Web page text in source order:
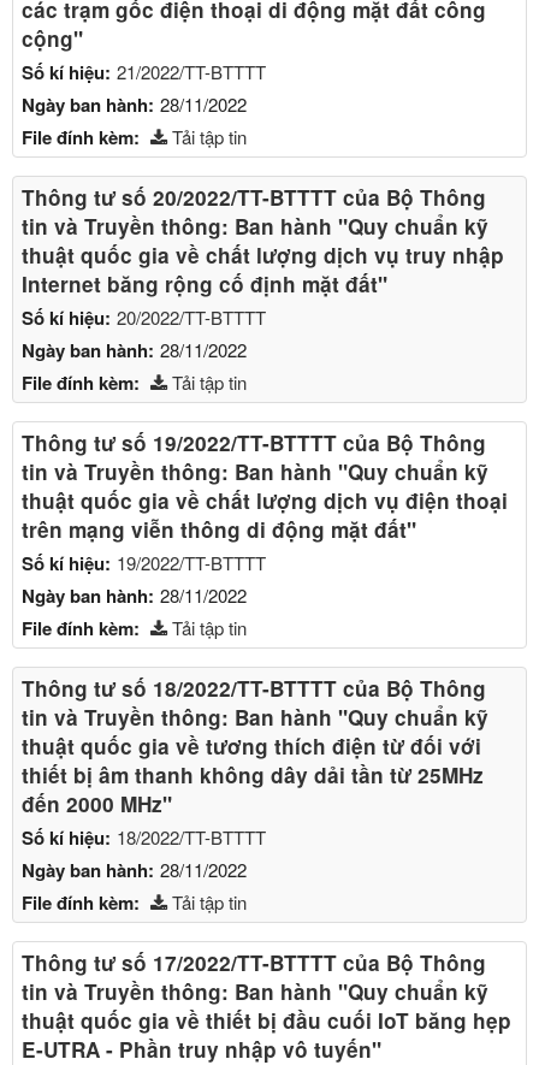
các trạm gốc điện thoại di động mặt đất công
cộng"
Số kí hiệu: 21/2022/TT-BTTTT
Ngày ban hành: 28/11/2022
File đính kèm: Tải tập tin
Thông tư số 20/2022/TT-BTTTT của Bộ Thông
tin và Truyền thông: Ban hành "Quy chuẩn kỹ
thuật quốc gia về chất lượng dịch vụ truy nhập
Internet băng rộng cố định mặt đất"
Số kí hiệu: 20/2022/TT-BTTTT
Ngày ban hành: 28/11/2022
File đính kèm: Tải tập tin
Thông tư số 19/2022/TT-BTTTT của Bộ Thông
tin và Truyền thông: Ban hành "Quy chuẩn kỹ
thuật quốc gia về chất lượng dịch vụ điện thoại
trên mạng viễn thông di động mặt đất"
Số kí hiệu: 19/2022/TT-BTTTT
Ngày ban hành: 28/11/2022
File đính kèm: Tải tập tin
Thông tư số 18/2022/TT-BTTTT của Bộ Thông
tin và Truyền thông: Ban hành "Quy chuẩn kỹ
thuật quốc gia về tương thích điện từ đối với
thiết bị âm thanh không dây dải tần từ 25MHz
đến 2000 MHz"
Số kí hiệu: 18/2022/TT-BTTTT
Ngày ban hành: 28/11/2022
File đính kèm: Tải tập tin
Thông tư số 17/2022/TT-BTTTT của Bộ Thông
tin và Truyền thông: Ban hành "Quy chuẩn kỹ
thuật quốc gia về thiết bị đầu cuối IoT băng hẹp
E-UTRA - Phần truy nhập vô tuyến"